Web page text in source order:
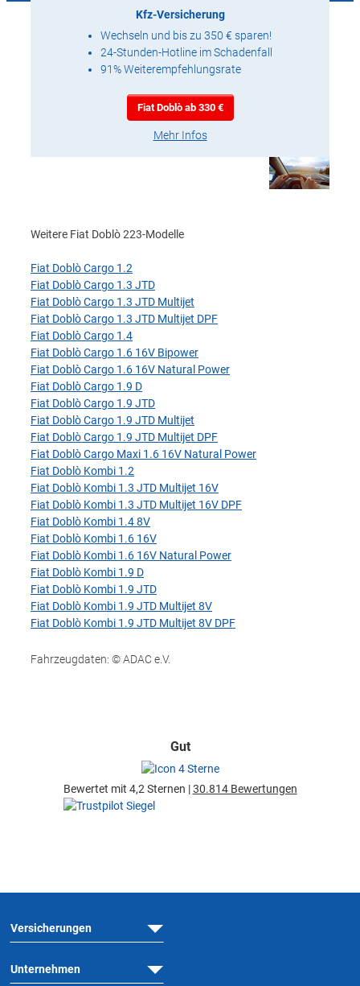
Kfz-Versicherung
Wechseln und bis zu 350 € sparen!
24-Stunden-Hotline im Schadenfall
91% Weiterempfehlungsrate
Fiat Doblò ab 330 €
Mehr Infos
Weitere Fiat Doblò 223-Modelle
Fiat Doblò Cargo 1.2
Fiat Doblò Cargo 1.3 JTD
Fiat Doblò Cargo 1.3 JTD Multijet
Fiat Doblò Cargo 1.3 JTD Multijet DPF
Fiat Doblò Cargo 1.4
Fiat Doblò Cargo 1.6 16V Bipower
Fiat Doblò Cargo 1.6 16V Natural Power
Fiat Doblò Cargo 1.9 D
Fiat Doblò Cargo 1.9 JTD
Fiat Doblò Cargo 1.9 JTD Multijet
Fiat Doblò Cargo 1.9 JTD Multijet DPF
Fiat Doblò Cargo Maxi 1.6 16V Natural Power
Fiat Doblò Kombi 1.2
Fiat Doblò Kombi 1.3 JTD Multijet 16V
Fiat Doblò Kombi 1.3 JTD Multijet 16V DPF
Fiat Doblò Kombi 1.4 8V
Fiat Doblò Kombi 1.6 16V
Fiat Doblò Kombi 1.6 16V Natural Power
Fiat Doblò Kombi 1.9 D
Fiat Doblò Kombi 1.9 JTD
Fiat Doblò Kombi 1.9 JTD Multijet 8V
Fiat Doblò Kombi 1.9 JTD Multijet 8V DPF
Fahrzeugdaten: © ADAC e.V.
Gut
Bewertet mit 4,2 Sternen |30.814 Bewertungen
Versicherungen
Unternehmen